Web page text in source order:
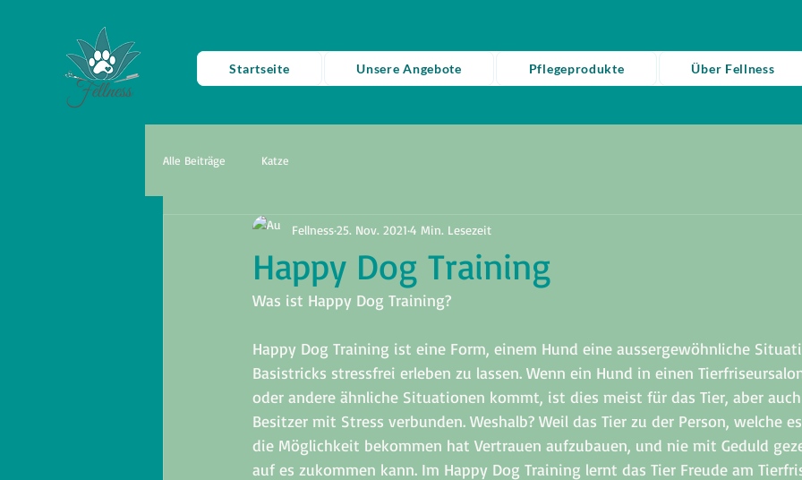
Startseite Unsere Angebote Pflegeprodukte Über Fellness
Alle Beiträge Katze
Happy Dog Training
Fellness25. Nov. 2021 4 Min. Lesezeit
Was ist Happy Dog Training?
Happy Dog Training ist eine Form, einem Hund eine aussergewöhnliche
Basistricks stressfrei erleben zu lassen. Wenn ein Hund in einen
oder andere ähnliche Situationen kommt, ist dies meist für das Tier, aber
Besitzer mit Stress verbunden. Weshalb? Weil das Tier zu der Person, welche
die Möglichkeit bekommen hat Vertrauen aufzubauen, und nie mit Geduld
auf es zukommen kann. Im Happy Dog Training lernt das Tier Freude am